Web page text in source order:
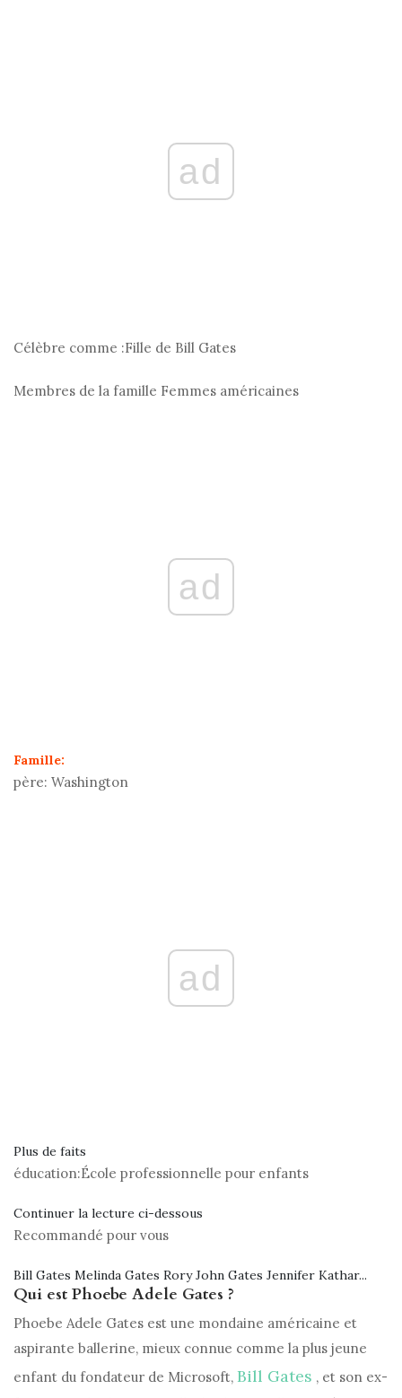
ad
Célèbre comme :Fille de Bill Gates
Membres de la famille Femmes américaines
ad
Famille:
père: Washington
ad
Plus de faits
éducation:École professionnelle pour enfants
Continuer la lecture ci-dessous
Recommandé pour vous
Bill Gates Melinda Gates Rory John Gates Jennifer Kathar...
Qui est Phoebe Adele Gates ?
Phoebe Adele Gates est une mondaine américaine et
aspirante ballerine, mieux connue comme la plus jeune
enfant du fondateur de Microsoft, Bill Gates , et son ex-